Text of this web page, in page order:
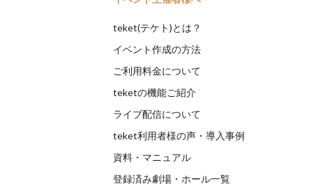
teket(テケト)とは？
イベント作成の方法
ご利用料金について
teketの機能ご紹介
ライブ配信について
teket利用者様の声・導入事例
資料・マニュアル
登録済み劇場・ホール一覧